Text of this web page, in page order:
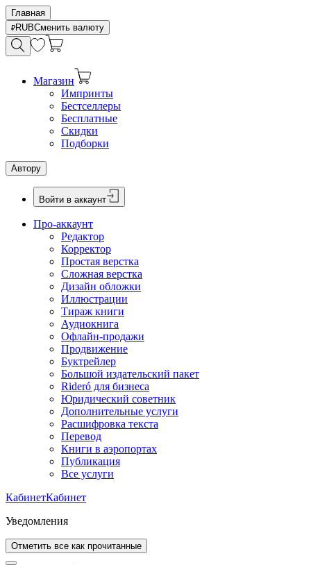
Главная
RUBСменить валюту
Магазин
Импринты
Бестселлеры
Бесплатные
Скидки
Подборки
Автору
Войти в аккаунт
Про-аккаунт
Редактор
Корректор
Простая верстка
Сложная верстка
Дизайн обложки
Иллюстрации
Тираж книги
Аудиокнига
Офлайн-продажи
Продвижение
Буктрейлер
Большой издательский пакет
Rideró для бизнеса
Юридический советник
Дополнительные услуги
Расшифровка текста
Перевод
Книги в аэропортах
Публикация
Все услуги
КабинетКабинет
Уведомления
Отметить все как прочитанные